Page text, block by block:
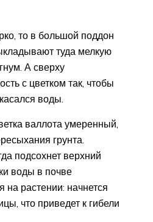
то в большой поддон
туда мелкую
А сверху
с цветком так, чтобы
воды.
валлота умеренный,
грунта.
подсохнет верхний
воды в почве
на растении: начнется
что приведет к гибели